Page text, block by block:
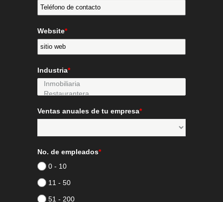
Website*
Industria*
Ventas anuales de tu empresa*
No. de empleados*
0 - 10
11 - 50
51 - 200